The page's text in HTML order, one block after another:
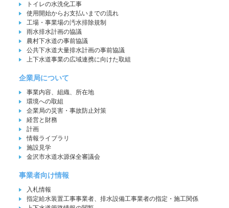
トイレの水洗化工事
使用開始からお支払いまでの流れ
工場・事業場の汚水排除規制
雨水排水計画の協議
農村下水道の事前協議
公共下水道大量排水計画の事前協議
上下水道事業の広域連携に向けた取組
企業局について
事業内容、組織、所在地
環境への取組
企業局の災害・事故防止対策
経営と財務
計画
情報ライブラリ
施設見学
金沢市水道水源保全審議会
事業者向け情報
入札情報
指定給水装置工事事業者、排水設備工事業者の指定・施工関係